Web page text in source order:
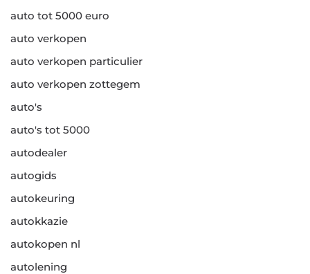
auto tot 5000 euro
auto verkopen
auto verkopen particulier
auto verkopen zottegem
auto's
auto's tot 5000
autodealer
autogids
autokeuring
autokkazie
autokopen nl
autolening